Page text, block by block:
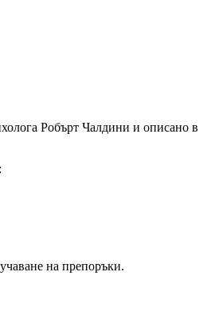
Робърт Чалдини и описано в
на препоръки.